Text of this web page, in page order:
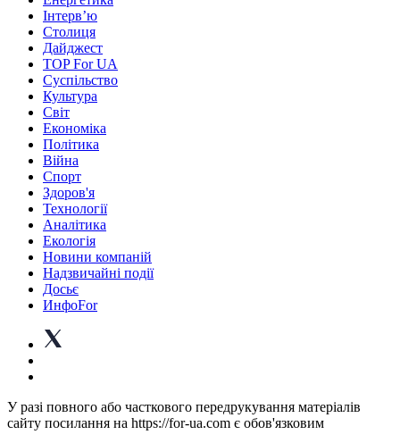
Інтерв’ю
Столиця
Дайджест
TOP For UA
Суспiльство
Культура
Світ
Економіка
Політика
Війна
Спорт
Здоров'я
Технології
Аналітика
Екологія
Новини компаній
Надзвичайні події
Досьє
ИнфоFor
У разі повного або часткового передрукування матеріалів
сайту посилання на https://for-ua.com є обов'язковим